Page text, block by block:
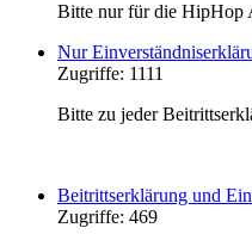
Bitte nur für die HipHop
Nur
Zugriffe: 1111
Bitte zu jeder
Beitrittserklärung und
Zugriffe: 469